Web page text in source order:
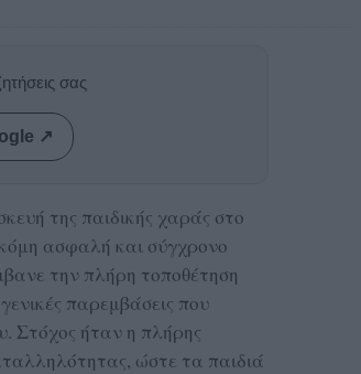
σας
↗
της παιδικής χαράς στο
ασφαλή και σύγχρονο
την πλήρη τοποθέτηση
παρεμβάσεις που
Στόχος ήταν η πλήρης
ώστε τα παιδιά